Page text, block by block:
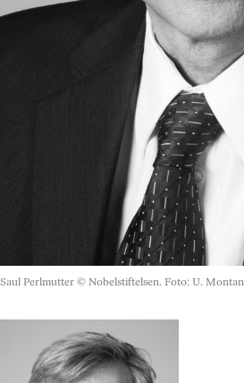
Saul Perlmutter © Nobelstiftelsen. Foto: U. Montan